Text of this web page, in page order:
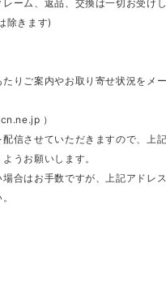
ーム、返品、交換は一切お受け
除きます)
たりご案内やお取り寄せ状況をメ
）
信させていただきますので、上
うお願いします。
合はお手数ですが、上記アドレ